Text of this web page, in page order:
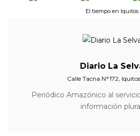
El tiempo en Iquitos
Diario La
Calle Tacna N°172,
Periódico Amazónico al
información